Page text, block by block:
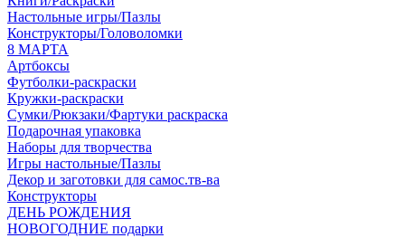
Настольные игры/Пазлы
Конструкторы/Головоломки
8 МАРТА
Артбоксы
Футболки-раскраски
Кружки-раскраски
Сумки/Рюкзаки/Фартуки раскраска
Подарочная упаковка
Наборы для творчества
Игры настольные/Пазлы
Декор и заготовки для самос.тв-ва
Конструкторы
ДЕНЬ РОЖДЕНИЯ
НОВОГОДНИЕ подарки